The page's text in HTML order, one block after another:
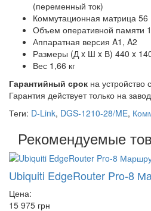
(переменный ток)
Коммутационная матрица 56
Объем оперативной памяти
Аппаратная версия A1, A2
Размеры (Д x Ш x В) 440 x
Вес 1,66 кг
Гарантийный срок на устройство
Гарантия действует только на
Теги: D-Link, DGS-1210-28/ME,
Рекомендуемые
Ubiquiti EdgeRouter Pro-8
Цена:
15 975 грн